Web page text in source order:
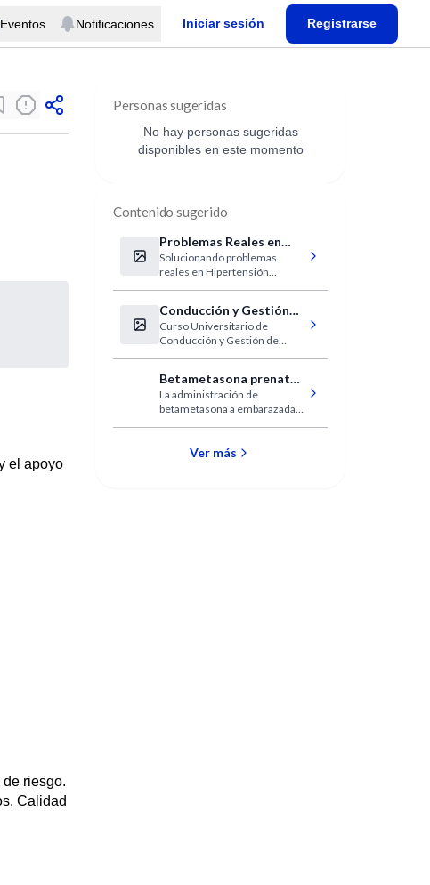
Eventos Notificaciones Iniciar sesión Registrarse
el apoyo
riesgo.
Calidad
Personas sugeridas
No hay personas sugeridas
disponibles en este momento
Contenido sugerido
Problemas Reales en
Hipertensión Arterial -
Rosario
Solucionando problemas
reales en Hipertensión
Conducción y Gestión
de Hospitales
Curso Universitario de
Conducción y Gestión de
Betametasona prenatal
para embarazadas en
riesgo de parto
prematuro tardío
La administración de
betametasona a embarazadas
las complicaciones
Ver más